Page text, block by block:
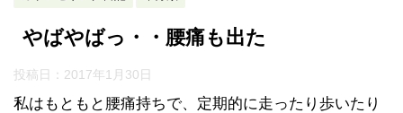
やばやばっ・・腰痛も出た
投稿日： 2017年1月30日
私はもともと腰痛持ちで、定期的に走ったり歩いたり